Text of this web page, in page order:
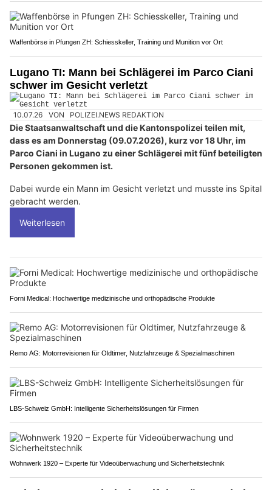
Waffenbörse in Pfungen ZH: Schiesskeller, Training und Munition vor Ort
Lugano TI: Mann bei Schlägerei im Parco Ciani
schwer im Gesicht verletzt
10.07.26 VON POLIZEI.NEWS REDAKTION
Die Staatsanwaltschaft und die Kantonspolizei teilen mit,
dass es am Donnerstag (09.07.2026), kurz vor 18 Uhr, im
Parco Ciani in Lugano zu einer Schlägerei mit fünf beteiligten
Personen gekommen ist.
Dabei wurde ein Mann im Gesicht verletzt und musste ins Spital
gebracht werden.
Weiterlesen
Forni Medical: Hochwertige medizinische und orthopädische Produkte
Remo AG: Motorrevisionen für Oldtimer, Nutzfahrzeuge & Spezialmaschinen
LBS-Schweiz GmbH: Intelligente Sicherheitslösungen für Firmen
Wohnwerk 1920 – Experte für Videoüberwachung und Sicherheitstechnik